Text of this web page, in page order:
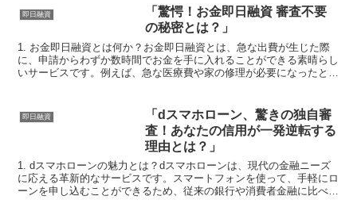
即日融資
「驚愕！お金即日融資 審査不要
の秘密とは？」
1. お金即日融資とは何か？お金即日融資とは、急な出費が生じた際
に、申請からわずか数時間でお金を手に入れることができる素晴らし
いサービスです。例えば、急な医療費や家の修理が必要になったと
即日融資
「dスマホローン、驚きの独自審
査！あなたの信用が一発逆転する
理由とは？」
1. dスマホローンの魅力とは？dスマホローンは、現代の金融ニーズ
に応える革新的なサービスです。スマートフォンを使って、手軽にロ
ーンを申し込むことができるため、従来の銀行や消費者金融に比べ、